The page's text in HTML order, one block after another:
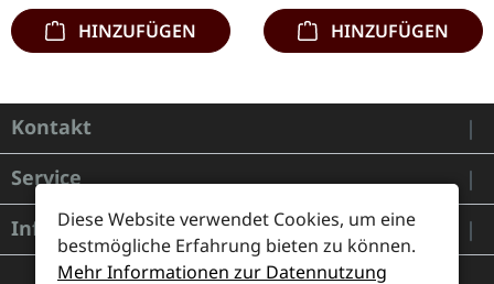
HINZUFÜGEN HINZUFÜGEN
Kontakt
Service
Informationen
Diese Website verwendet Cookies, um eine
bestmögliche Erfahrung bieten zu können.
Mehr Informationen zur Datennutzung